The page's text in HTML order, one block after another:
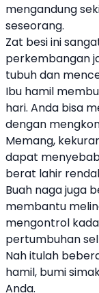
mengandung
seseorang.
Zat besi ini
perkembangan
tubuh dan
Ibu hamil
hari. Anda bisa
dengan
Memang,
dapat
berat lahir
Buah naga juga
membantu
mengontrol
pertumbuhan
Nah itulah
hamil, bumi
Anda.